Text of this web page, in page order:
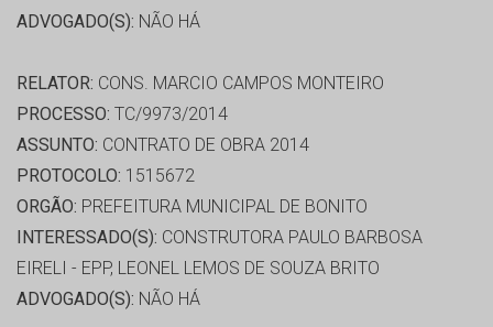
ADVOGADO(S): NÃO HÁ
RELATOR: CONS. MARCIO CAMPOS MONTEIRO
PROCESSO: TC/9973/2014
ASSUNTO: CONTRATO DE OBRA 2014
PROTOCOLO: 1515672
ORGÃO: PREFEITURA MUNICIPAL DE BONITO
INTERESSADO(S): CONSTRUTORA PAULO BARBOSA
EIRELI - EPP, LEONEL LEMOS DE SOUZA BRITO
ADVOGADO(S): NÃO HÁ